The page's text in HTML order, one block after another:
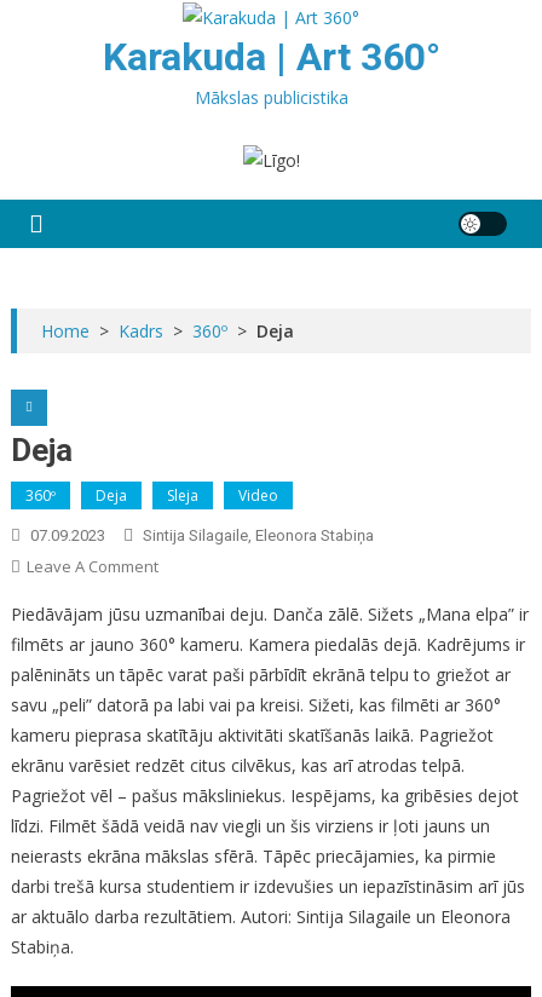
Karakuda | Art 360°
Mākslas publicistika
Home > Kadrs > 360º > Deja
Deja
360º Deja Sleja Video
07.09.2023 Sintija Silagaile, Eleonora Stabiņa
Leave A CommentOn
Piedāvājam jūsu uzmanībai deju. Danča zālē. Sižets „Mana elpa” ir
filmēts ar jauno 360° kameru. Kamera piedalās dejā. Kadrējums ir
palēnināts un tāpēc varat paši pārbīdīt ekrānā telpu to griežot ar
savu „peli” datorā pa labi vai pa kreisi. Sižeti, kas filmēti ar 360°
kameru pieprasa skatītāju aktivitāti skatīšanās laikā. Pagriežot
ekrānu varēsiet redzēt citus cilvēkus, kas arī atrodas telpā.
Pagriežot vēl – pašus māksliniekus. Iespējams, ka gribēsies dejot
līdzi. Filmēt šādā veidā nav viegli un šis virziens ir ļoti jauns un
neierasts ekrāna mākslas sfērā. Tāpēc priecājamies, ka pirmie
darbi trešā kursa studentiem ir izdevušies un iepazīstināsim arī jūs
ar aktuālo darba rezultātiem. Autori: Sintija Silagaile un Eleonora
Stabiņa.